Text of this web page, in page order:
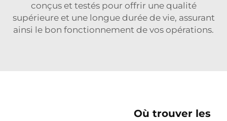
conçus et testés pour offrir une qualité
supérieure et une longue durée de vie, assurant
ainsi le bon fonctionnement de vos opérations.
Où trouver les